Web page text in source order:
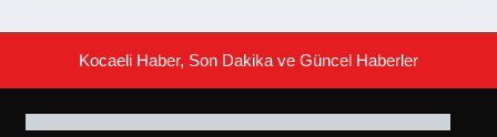
Kocaeli Haber, Son Dakika ve Güncel Haberler